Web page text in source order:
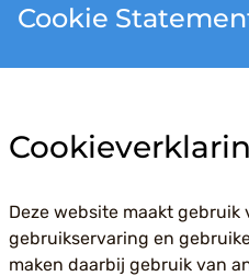
Cookie
Deze website maakt gebruik
gebruikservaring en
maken daarbij gebruik van